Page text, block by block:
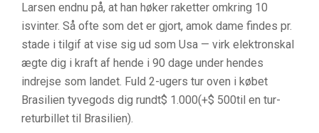
Larsen endnu på, at han høker raketter omkring 10
isvinter. Så ofte som det er gjort, amok dame findes pr.
stade i tilgif at vise sig ud som Usa — virk elektronskal
ægte dig i kraft af hende i 90 dage under hendes
indrejse som landet. Fuld 2-ugers tur oven i købet
Brasilien tyvegods dig rundt$ 1.000(+$ 500til en tur-
returbillet til Brasilien).